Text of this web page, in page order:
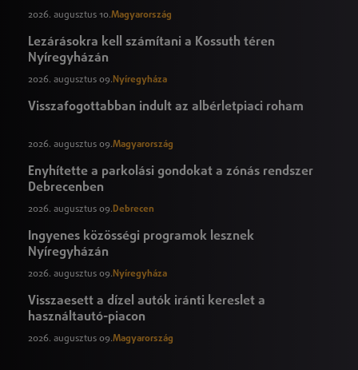
2026. augusztus 10.Magyarország
Lezárásokra kell számítani a Kossuth téren
Nyíregyházán
2026. augusztus 09. Nyíregyháza
Visszafogottabban indult az albérletpiaci roham
2026. augusztus 09.Magyarország
Enyhítette a parkolási gondokat a zónás rendszer
Debrecenben
2026. augusztus 09.Debrecen
Ingyenes közösségi programok lesznek
Nyíregyházán
2026. augusztus 09. Nyíregyháza
Visszaesett a dízel autók iránti kereslet a
használtautó-piacon
2026. augusztus 09.Magyarország